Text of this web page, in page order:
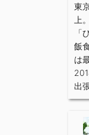
東
上
「
飯
は
出